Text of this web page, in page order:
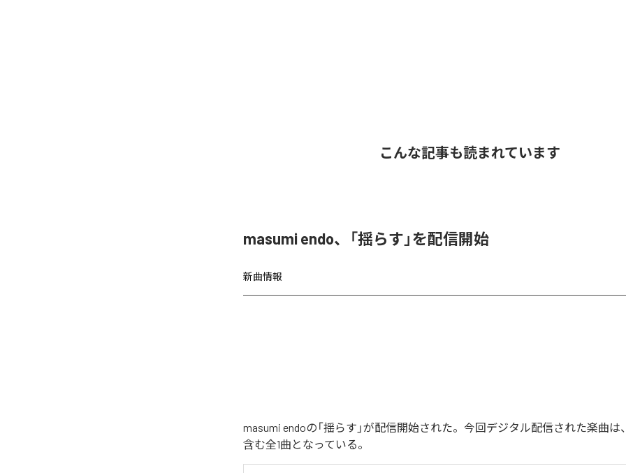
こんな記事も読まれています
masumi endo、「揺らす」を配信開始
新曲情報
masumi endoの「揺らす」が配信開始された。今回デジタル配信された楽曲は
含む全1曲となっている。